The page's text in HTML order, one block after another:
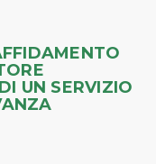
UN SERVIZIO